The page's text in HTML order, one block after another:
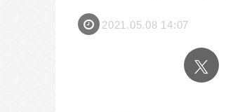
2021.05.08 14:07